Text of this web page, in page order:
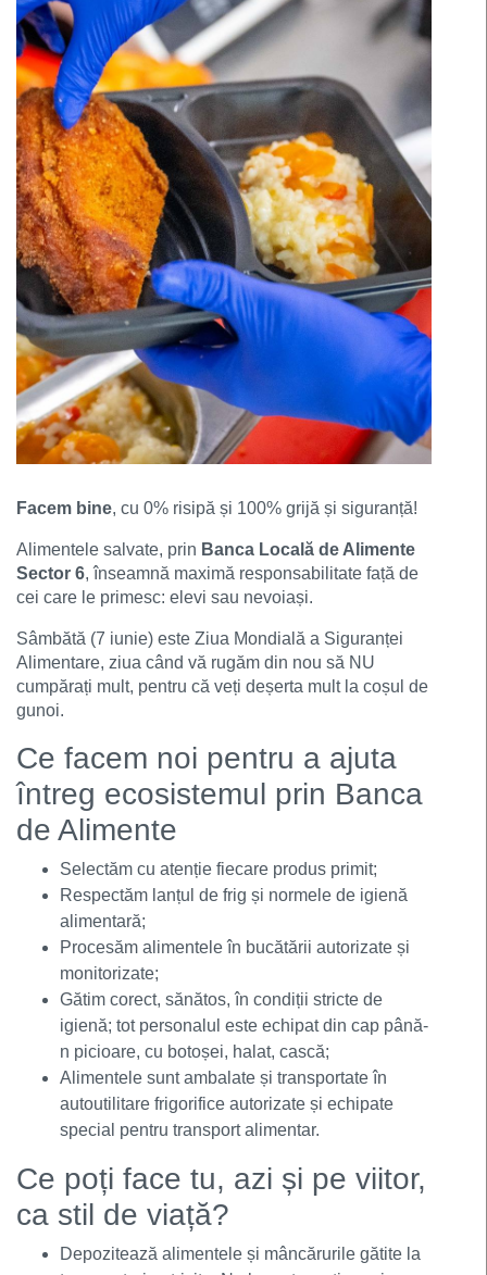
Facem bine, cu 0% risipă și 100% grijă și siguranță!
Alimentele salvate, prin Banca Locală de Alimente
Sector 6, înseamnă maximă responsabilitate față de
cei care le primesc: elevi sau nevoiași.
Sâmbătă (7 iunie) este Ziua Mondială a Siguranței
Alimentare, ziua când vă rugăm din nou să NU
cumpărați mult, pentru că veți deșerta mult la coșul de
gunoi.
Ce facem noi pentru a ajuta
întreg ecosistemul prin Banca
de Alimente
Selectăm cu atenție fiecare produs primit;
Respectăm lanțul de frig și normele de igienă
alimentară;
Procesăm alimentele în bucătării autorizate și
monitorizate;
Gătim corect, sănătos, în condiții stricte de
igienă; tot personalul este echipat din cap până-
n picioare, cu botoșei, halat, cască;
Alimentele sunt ambalate și transportate în
autoutilitare frigorifice autorizate și echipate
special pentru transport alimentar.
Ce poți face tu, azi și pe viitor,
ca stil de viață?
Depozitează alimentele și mâncărurile gătite la